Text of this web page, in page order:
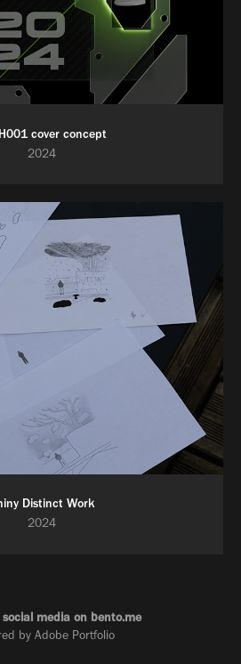
cover concept
2024
Distinct Work
2024
media on bento.me
by Adobe Portfolio